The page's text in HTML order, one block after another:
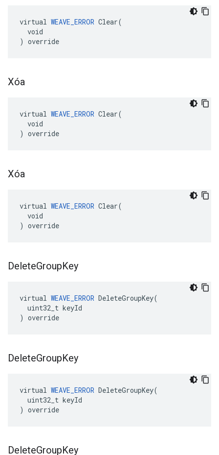
virtual WEAVE_ERROR Clear(
  void
) override
Xóa
virtual WEAVE_ERROR Clear(
  void
) override
Xóa
virtual WEAVE_ERROR Clear(
  void
) override
DeleteGroupKey
virtual WEAVE_ERROR DeleteGroupKey(
  uint32_t keyId
) override
DeleteGroupKey
virtual WEAVE_ERROR DeleteGroupKey(
  uint32_t keyId
) override
DeleteGroupKey